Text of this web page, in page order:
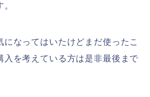
になってはいたけどまだ使ったこ
入を考えている方は是非最後まで